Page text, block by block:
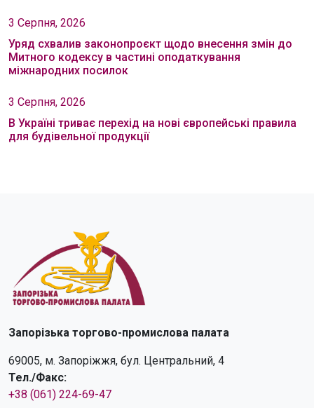
3 Серпня, 2026
Уряд схвалив законопроєкт щодо внесення змін до
Митного кодексу в частині оподаткування
міжнародних посилок
3 Серпня, 2026
В Україні триває перехід на нові європейські правила
для будівельної продукції
Запорізька торгово-промислова палата
69005, м. Запоріжжя, бул. Центральний, 4
Тел./Факс:
+38 (061) 224-69-47